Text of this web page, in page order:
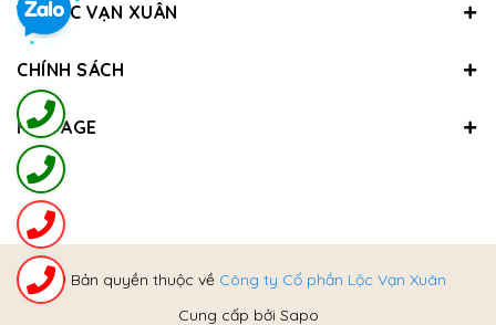
VỀ LỘC VẠN XUÂN
CHÍNH SÁCH
FANPAGE
@ Bản quyền thuộc về Công ty Cổ phần Lộc Vạn Xuân
Cung cấp bởi Sapo